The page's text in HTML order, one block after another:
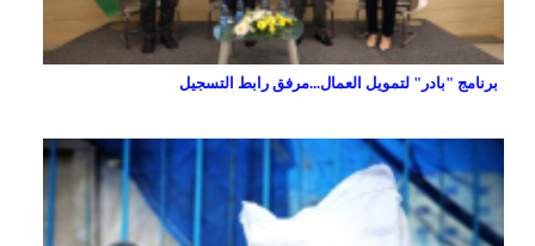
برنامج "بادر" لتمويل العمال...مرفق رابط التسجيل